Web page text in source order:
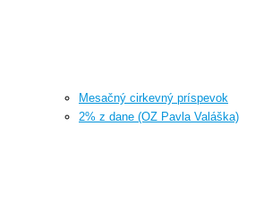
Mesačný cirkevný príspevok
2% z dane (OZ Pavla Valáška)